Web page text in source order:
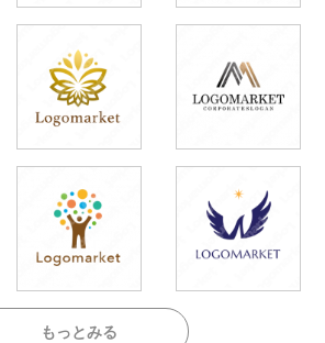
もっとみる